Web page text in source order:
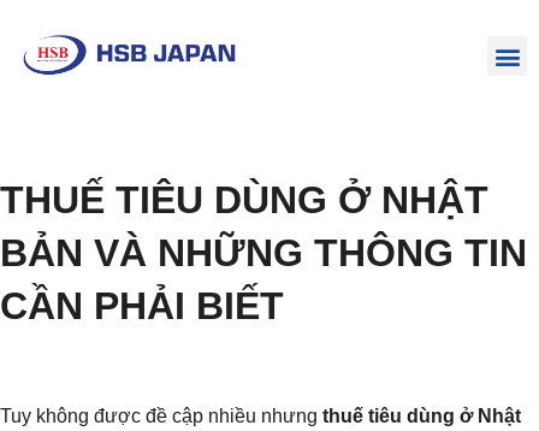
THUẾ TIÊU DÙNG Ở NHẬT
BẢN VÀ NHỮNG THÔNG TIN
CẦN PHẢI BIẾT
Tuy không được đề cập nhiều nhưng thuế tiêu dùng ở Nhật